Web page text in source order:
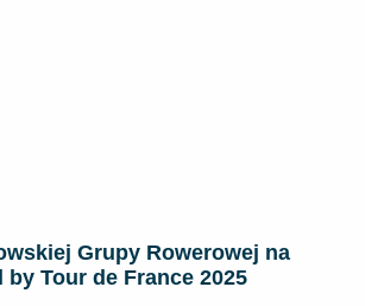
Grupy Rowerowej na
by Tour de France 2025